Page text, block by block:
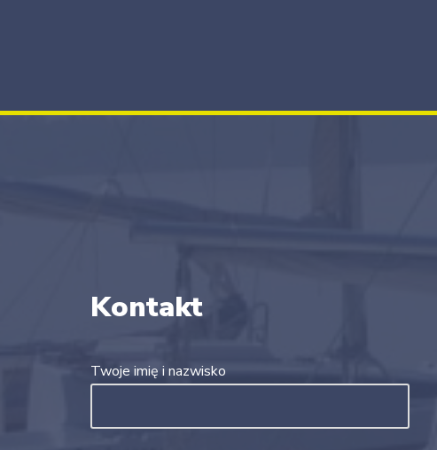
Kontakt
Twoje imię i nazwisko